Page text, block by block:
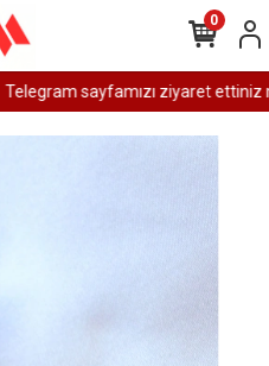
Telegram sayfamızı ziyaret ettiniz
0